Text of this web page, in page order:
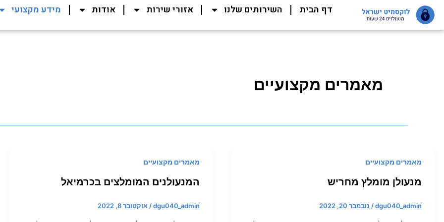
דילוג
לתוכן
דף הבית השירותים שלנו אזורי שירות אודות מידע מקצועי
מאמרים מקצועיים
מאמרים מקצועיים
מנעולן מומלץ מחריש
dgu040_admin
/ נובמבר 20, 2022
מאמרים מקצועיים
המנעולנים המומלצים בכרמיאל
dgu040_admin
/אוקטובר 8, 2022